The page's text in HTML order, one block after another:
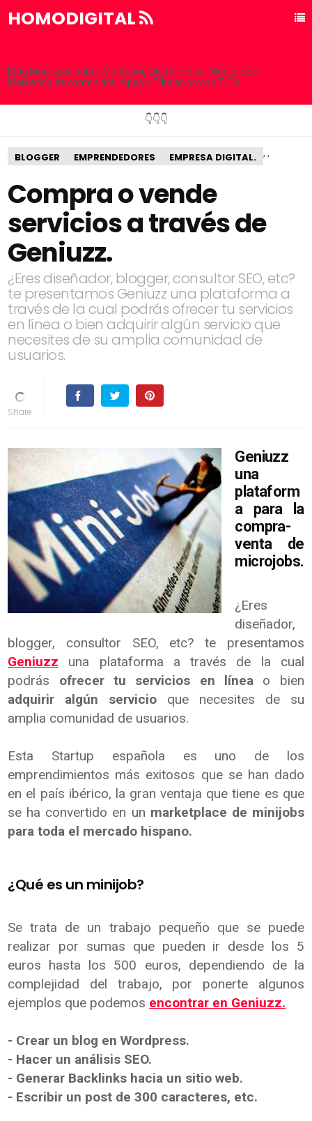
HOMODIGITAL
Blog Magazine sobre Marketing Digital, Social Media, SEO,
Marketing de contenidos, Apps y Educación con TIC´s
👇👇👇
BLOGGER ,
EMPRENDEDORES ,
EMPRESA DIGITAL.
Compra o vende
servicios a través de
Geniuzz.
¿Eres diseñador, blogger, consultor SEO, etc?
te presentamos Geniuzz una plataforma a
través de la cual podrás ofrecer tu servicios
en línea o bien adquirir algún servicio que
necesites de su amplia comunidad de
usuarios.
Geniuzz
una
plataform
a para la
compra-
venta de
microjobs.
¿Eres
diseñador,
blogger, consultor SEO, etc? te presentamos
Geniuzz
una plataforma a través de la cual
podrás ofrecer tu servicios en línea o bien
adquirir algún servicio que necesites de su
amplia comunidad de usuarios.
Esta Startup española es uno de los
emprendimientos más exitosos que se han dado
en el país ibérico, la gran ventaja que tiene es que
se ha convertido en un marketplace de minijobs
para toda el mercado hispano.
¿Qué es un minijob?
Se trata de un trabajo pequeño que se puede
realizar por sumas que pueden ir desde los 5
euros hasta los 500 euros, dependiendo de la
complejidad del trabajo, por ponerte algunos
ejemplos que podemos encontrar en Geniuzz.
- Crear un blog en Wordpress.
- Hacer un análisis SEO.
- Generar Backlinks hacia un sitio web.
- Escribir un post de 300 caracteres, etc.